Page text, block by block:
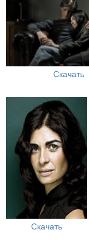
Скачать
Скачать